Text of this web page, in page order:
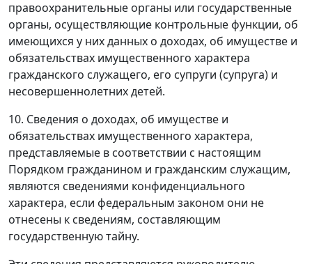
правоохранительные органы или государственные
органы, осуществляющие контрольные функции, об
имеющихся у них данных о доходах, об имуществе и
обязательствах имущественного характера
гражданского служащего, его супруги (супруга) и
несовершеннолетних детей.
10. Сведения о доходах, об имуществе и
обязательствах имущественного характера,
представляемые в соответствии с настоящим
Порядком гражданином и гражданским служащим,
являются сведениями конфиденциального
характера, если федеральным законом они не
отнесены к сведениям, составляющим
государственную тайну.